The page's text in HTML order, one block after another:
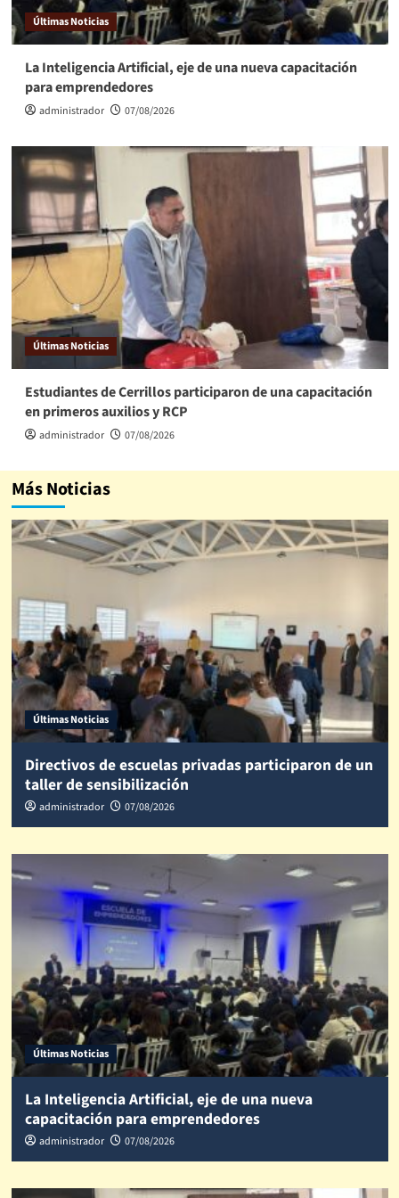
Últimas Noticias
La Inteligencia Artificial, eje de una nueva capacitación
para emprendedores
administrador 07/08/2026
Últimas Noticias
Estudiantes de Cerrillos participaron de una capacitación
en primeros auxilios y RCP
administrador 07/08/2026
Más Noticias
Últimas Noticias
Directivos de escuelas privadas participaron de un
taller de sensibilización
administrador 07/08/2026
Últimas Noticias
La Inteligencia Artificial, eje de una nueva
capacitación para emprendedores
administrador 07/08/2026